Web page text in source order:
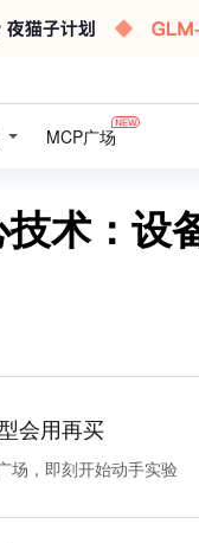
MCP广场
技术：
会用再买
场，即刻开始动手实验